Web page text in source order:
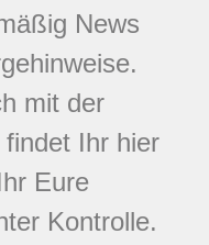
News
mit der
Ihr hier
Eure
Kontrolle.